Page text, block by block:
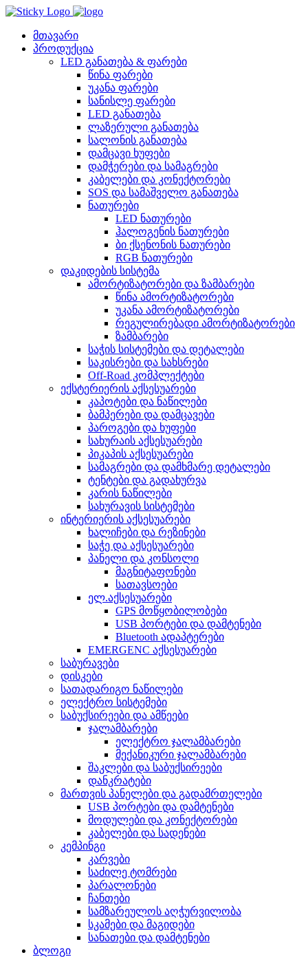
Skip
contentმთავარი
პროდუქცია
LED განათება & ფარები
წინა ფარები
უკანა ფარები
სანისლე ფარები
LED განათება
ლაზერული განათება
სალონის განათება
დამცავი ხუფები
დამჭერები და სამაგრები
კაბელები და კონექტორები
SOS და სამაშველო განათება
ნათურები
LED ნათურები
ჰალოგენის ნათურები
ბი ქსენონის ნათურები
RGB ნათურები
დაკიდების სისტემა
ამორტიზატორები და ზამბარები
წინა ამორტიზატორები
უკანა ამორტიზატორები
რეგულირებადი ამორტიზატორები
ზამბარები
საჭის სისტემები და დეტალები
საკისრები და სახსრები
Off-Road კომპლექტები
ექსტერიერის აქსესუარები
კაპოტები და ნაწილები
ბამპერები და დამცავები
პაროგები და ხუფები
სახურაის აქსესუარები
პიკაპის აქსესუარები
სამაგრები და დამხმარე დეტალები
ტენტები და გადახურვა
კარის ნაწილები
სახურავის სისტემები
ინტერიერის აქსესუარები
ხალიჩები და რეზინები
საჭე და აქსესუარები
პანელი და კონსოლი
მაგნიტაფონები
სათავსოები
ელ.აქსესუარები
GPS მოწყობილობები
USB პორტები და დამტენები
Bluetooth ადაპტერები
EMERGENC აქსესუარები
საბურავები
დისკები
სათადარიგო ნაწილები
ელექტრო სისტემები
საბუქსირეები და ამწეები
ჯალამბარები
ელექტრო ჯალამბარები
მექანიკური ჯალამბარები
შაკლები და საბუქსირეები
დანკრატები
მართვის პანელები და გადამრთელები
USB პორტები და დამტენები
მოდულები და კონექტორები
კაბელები და სადენები
კემპინგი
კარვები
საძილე ტომრები
პარალონები
ჩანთები
სამზარეულოს აღჭურვილობა
სკამები და მაგიდები
სანათები და დამტენები
ბლოგი